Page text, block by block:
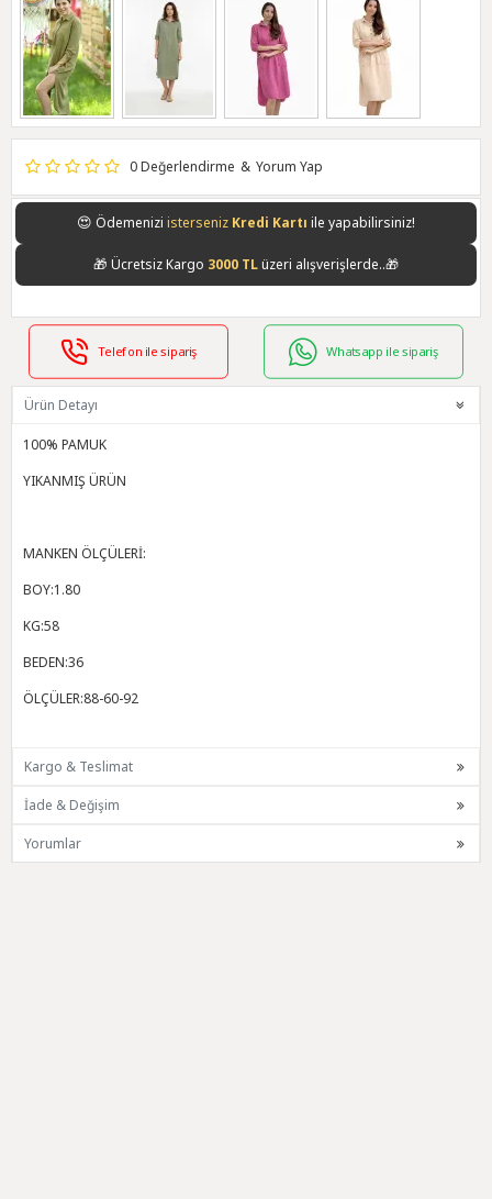
0 Değerlendirme & Yorum Yap
😍 Ödemenizi istersenizKredi Kartı ile yapabilirsiniz!
🎁 Ücretsiz Kargo 3000 TLüzeri alışverişlerde..🎁
Telefon ile sipariş Whatsapp ile sipariş
Ürün Detayı
100% PAMUK
YIKANMIŞ ÜRÜN
MANKEN ÖLÇÜLERİ:
BOY:1.80
KG:58
BEDEN:36
ÖLÇÜLER:88-60-92
Kargo & Teslimat
İade & Değişim
Yorumlar